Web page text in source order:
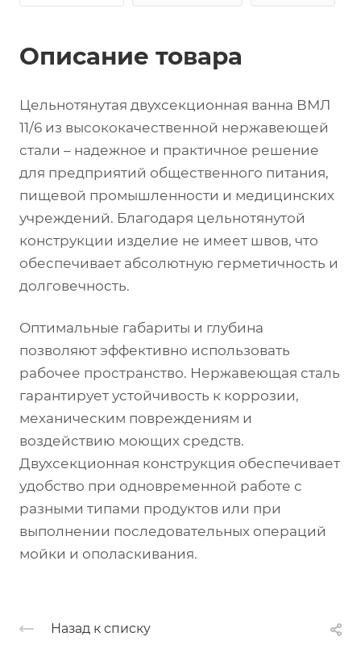
Описание товара
Цельнотянутая двухсекционная ванна ВМЛ
11/6 из высококачественной нержавеющей
стали – надежное и практичное решение
для предприятий общественного питания,
пищевой промышленности и медицинских
учреждений. Благодаря цельнотянутой
конструкции изделие не имеет швов, что
обеспечивает абсолютную герметичность и
долговечность.
Оптимальные габариты и глубина
позволяют эффективно использовать
рабочее пространство. Нержавеющая сталь
гарантирует устойчивость к коррозии,
механическим повреждениям и
воздействию моющих средств.
Двухсекционная конструкция обеспечивает
удобство при одновременной работе с
разными типами продуктов или при
выполнении последовательных операций
мойки и ополаскивания.
Назад к списку